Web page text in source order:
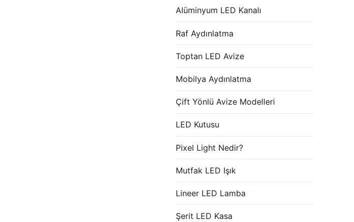
Alüminyum LED Kanalı
Raf Aydınlatma
Toptan LED Avize
Mobilya Aydınlatma
Çift Yönlü Avize Modelleri
LED Kutusu
Pixel Light Nedir?
Mutfak LED Işık
Lineer LED Lamba
Şerit LED Kasa